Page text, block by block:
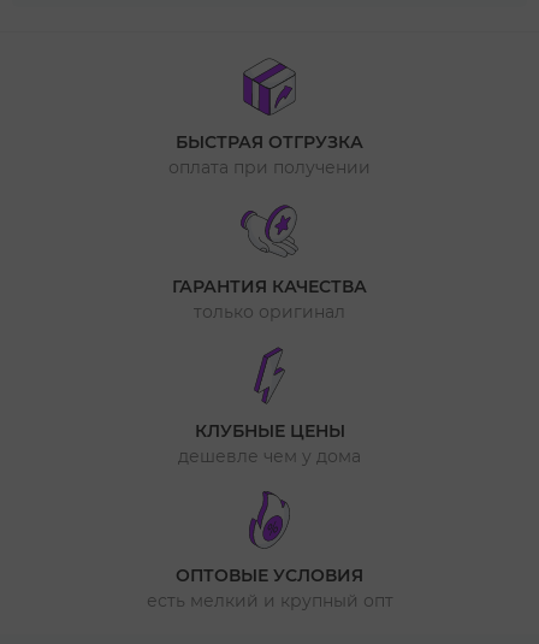
БЫСТРАЯ ОТГРУЗКА
оплата при получении
ГАРАНТИЯ КАЧЕСТВА
только оригинал
КЛУБНЫЕ ЦЕНЫ
дешевле чем у дома
ОПТОВЫЕ УСЛОВИЯ
есть мелкий и крупный опт